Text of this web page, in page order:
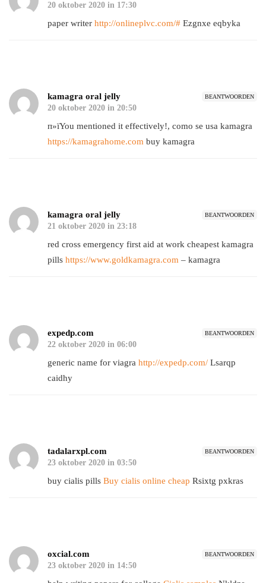
20 oktober 2020 in 17:30
paper writer http://onlineplvc.com/# Ezgnxe eqbyka
BEANTWOORDEN
kamagra oral jelly
20 oktober 2020 in 20:50
п»їYou mentioned it effectively!, como se usa kamagra
https://kamagrahome.com buy kamagra
BEANTWOORDEN
kamagra oral jelly
21 oktober 2020 in 23:18
red cross emergency first aid at work cheapest kamagra
pills https://www.goldkamagra.com – kamagra
BEANTWOORDEN
expedp.com
22 oktober 2020 in 06:00
generic name for viagra http://expedp.com/ Lsarqp
caidhy
BEANTWOORDEN
tadalarxpl.com
23 oktober 2020 in 03:50
buy cialis pills Buy cialis online cheap Rsixtg pxkras
BEANTWOORDEN
oxcial.com
23 oktober 2020 in 14:50